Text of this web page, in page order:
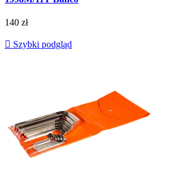
140 zł
 Szybki podgląd